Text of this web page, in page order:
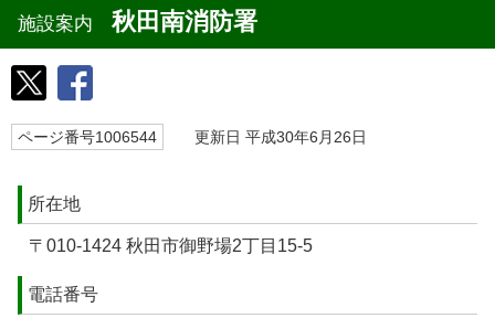
施設案内 秋田南消防署
ページ番号1006544 更新日 平成30年6月26日
所在地
〒010-1424 秋田市御野場2丁目15-5
電話番号